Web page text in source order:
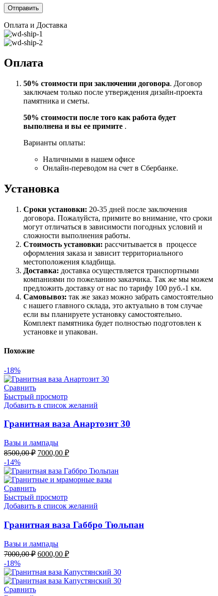
Оплата и Доставка
Оплата
50% стоимости при заключении договора. Договор
заключаем только после утверждения дизайн-проекта
памятника и сметы.
50% стоимости после того как работа будет
выполнена и вы ее примите .
Варианты оплаты:
Наличными в нашем офисе
Онлайн-переводом на счет в Сбербанке.
Установка
Сроки установки: 20-35 дней после заключения
договора. Пожалуйста, примите во внимание, что сроки
могут отличаться в зависимости погодных условий и
сложности выполнения работы.
Стоимость установки: рассчитывается в процессе
оформления заказа и зависит территориального
местоположения кладбища.
Доставка: доставка осуществляется транспортными
компаниями по пожеланию заказчика. Так же мы можем
предложить доставку от нас по тарифу 100 руб.-1 км.
Самовывоз: так же заказ можно забрать самостоятельно
с нашего главного склада, это актуально в том случае
если вы планируете установку самостоятельно.
Комплект памятника будет полностью подготовлен к
установке и упакован.
Похожие
-18%
Сравнить
Быстрый просмотр
Добавить в список желаний
Гранитная ваза Анартозит 30
Вазы и лампады
8500,00₽ Первоначальная
составляла
8500,00 ₽.
7000,00 ₽Текущая
7000,00 ₽.
-14%
Сравнить
Быстрый просмотр
Добавить в список желаний
Гранитная ваза Габбро Тюльпан
Вазы и лампады
7000,00₽ Первоначальная
составляла
7000,00 ₽.
6000,00 ₽Текущая
6000,00 ₽.
-18%
Сравнить